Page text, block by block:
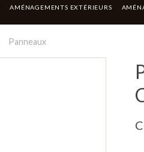
AMÉNAGEMENTS EXTÉRIEURS
Panneaux